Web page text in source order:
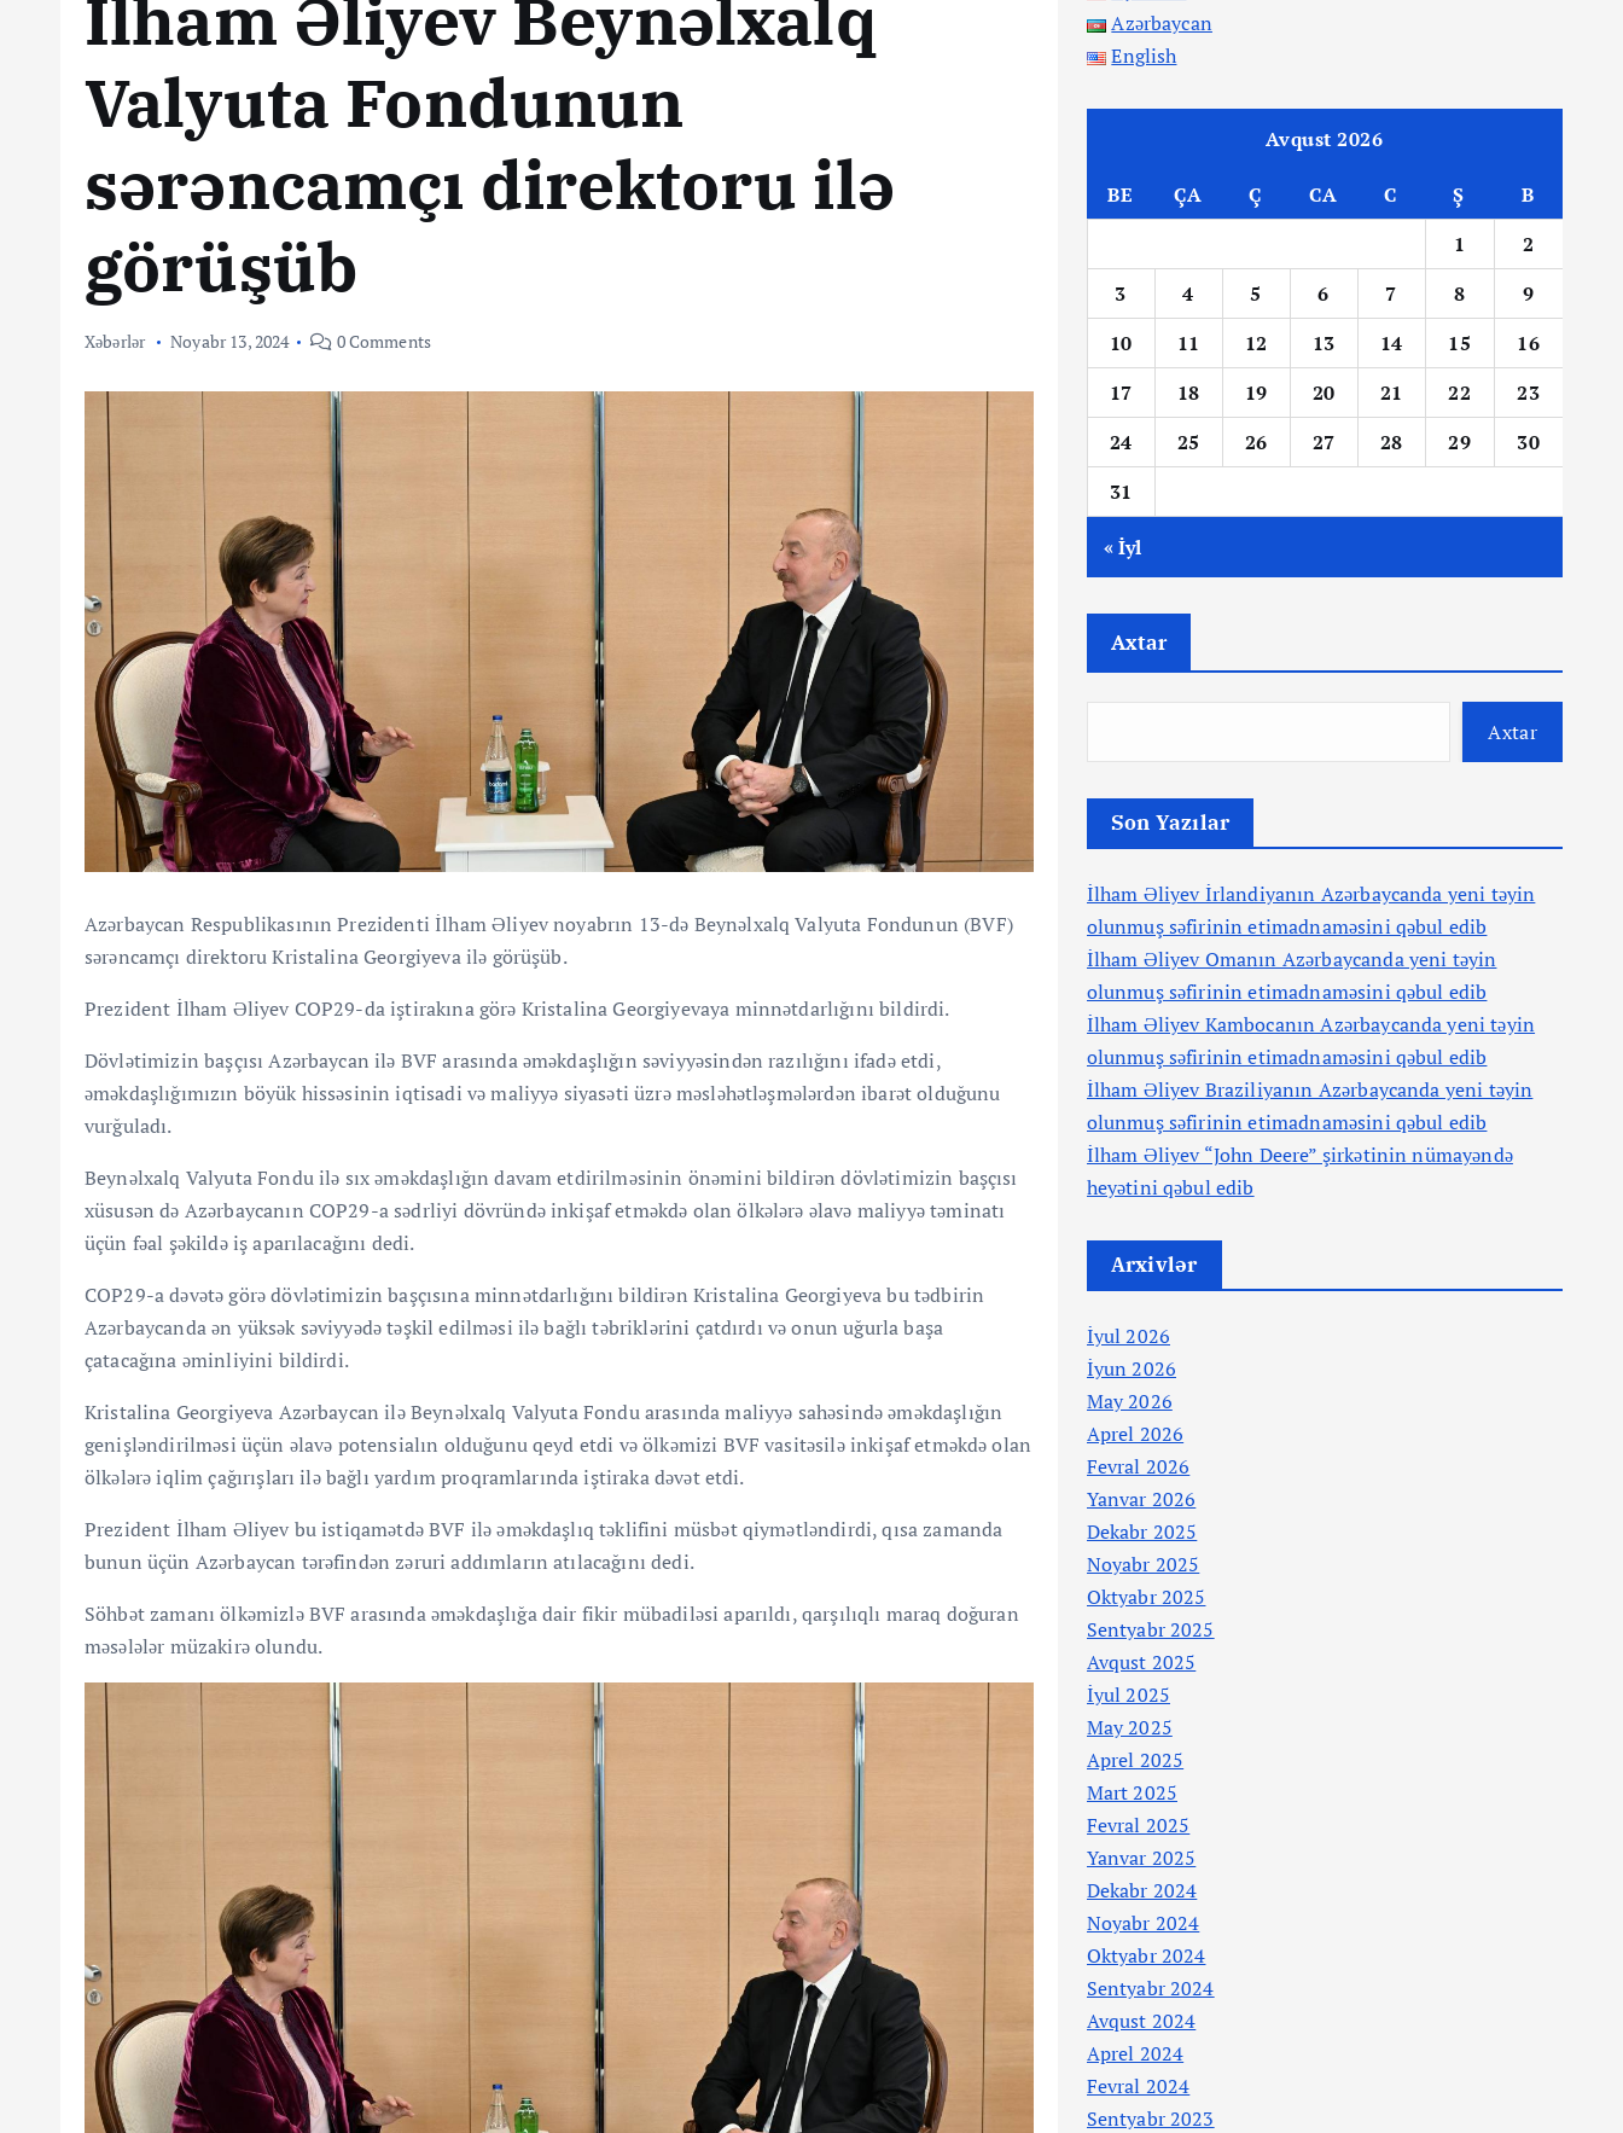
İlham Əliyev Beynəlxalq
Valyuta Fondunun
sərəncamçı direktoru ilə
görüşüb
Xəbərlər Noyabr 13, 2024 0 Comments
Azərbaycan Respublikasının Prezidenti İlham Əliyev noyabrın 13-də Beynəlxalq Valyuta Fondunun (BVF)
sərəncamçı direktoru Kristalina Georgiyeva ilə görüşüb.
Prezident İlham Əliyev COP29-da iştirakına görə Kristalina Georgiyevaya minnətdarlığını bildirdi.
Dövlətimizin başçısı Azərbaycan ilə BVF arasında əməkdaşlığın səviyyəsindən razılığını ifadə etdi,
əməkdaşlığımızın böyük hissəsinin iqtisadi və maliyyə siyasəti üzrə məsləhətləşmələrdən ibarət olduğunu
vurğuladı.
Beynəlxalq Valyuta Fondu ilə sıx əməkdaşlığın davam etdirilməsinin önəmini bildirən dövlətimizin başçısı
xüsusən də Azərbaycanın COP29-a sədrliyi dövründə inkişaf etməkdə olan ölkələrə əlavə maliyyə təminatı
üçün fəal şəkildə iş aparılacağını dedi.
COP29-a dəvətə görə dövlətimizin başçısına minnətdarlığını bildirən Kristalina Georgiyeva bu tədbirin
Azərbaycanda ən yüksək səviyyədə təşkil edilməsi ilə bağlı təbriklərini çatdırdı və onun uğurla başa
çatacağına əminliyini bildirdi.
Kristalina Georgiyeva Azərbaycan ilə Beynəlxalq Valyuta Fondu arasında maliyyə sahəsində əməkdaşlığın
genişləndirilməsi üçün əlavə potensialın olduğunu qeyd etdi və ölkəmizi BVF vasitəsilə inkişaf etməkdə olan
ölkələrə iqlim çağırışları ilə bağlı yardım proqramlarında iştiraka dəvət etdi.
Prezident İlham Əliyev bu istiqamətdə BVF ilə əməkdaşlıq təklifini müsbət qiymətləndirdi, qısa zamanda
bunun üçün Azərbaycan tərəfindən zəruri addımların atılacağını dedi.
Söhbət zamanı ölkəmizlə BVF arasında əməkdaşlığa dair fikir mübadiləsi aparıldı, qarşılıqlı maraq doğuran
məsələlər müzakirə olundu.
Azərbaycan
English
Avqust 2026
BE ÇA Ç CA C Ş
B
1
2
3
4 5 6 7 8
9
10
11 12 13 14 15
16
17
18 19 20 21 22
23
24
25 26 27 28 29
30
31
« İyl
Axtar
Axtar
Son Yazılar
İlham Əliyev İrlandiyanın Azərbaycanda yeni təyin
olunmuş səfirinin etimadnaməsini qəbul edib
İlham Əliyev Omanın Azərbaycanda yeni təyin
olunmuş səfirinin etimadnaməsini qəbul edib
İlham Əliyev Kambocanın Azərbaycanda yeni təyin
olunmuş səfirinin etimadnaməsini qəbul edib
İlham Əliyev Braziliyanın Azərbaycanda yeni təyin
olunmuş səfirinin etimadnaməsini qəbul edib
İlham Əliyev “John Deere” şirkətinin nümayəndə
heyətini qəbul edib
Arxivlər
İyul 2026
İyun 2026
May 2026
Aprel 2026
Fevral 2026
Yanvar 2026
Dekabr 2025
Noyabr 2025
Oktyabr 2025
Sentyabr 2025
Avqust 2025
İyul 2025
May 2025
Aprel 2025
Mart 2025
Fevral 2025
Yanvar 2025
Dekabr 2024
Noyabr 2024
Oktyabr 2024
Sentyabr 2024
Avqust 2024
Aprel 2024
Fevral 2024
Sentyabr 2023